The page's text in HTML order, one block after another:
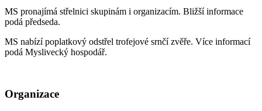
MS pronajímá střelnici skupinám i organizacím. Bližší informace
podá předseda.
MS nabízí poplatkový odstřel trofejové srnčí zvěře. Více informací
podá Myslivecký hospodář.
Organizace